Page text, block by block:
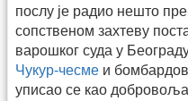
послу је радио нешто
сопственом захтеву
варошког суда у
Чукур-чесме и
уписао се као